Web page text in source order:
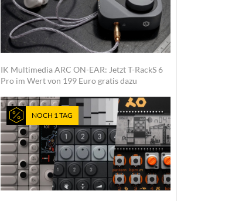
IK Multimedia ARC ON-EAR: Jetzt T-RackS 6
Pro im Wert von 199 Euro gratis dazu
NOCH 1 TAG